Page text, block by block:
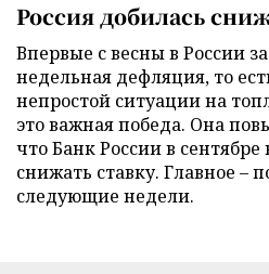
Россия добилась
Впервые с весны в России
недельная дефляция, то
непростой ситуации на
это важная победа. Она
что Банк России в
снижать ставку. Главное –
следующие недели.